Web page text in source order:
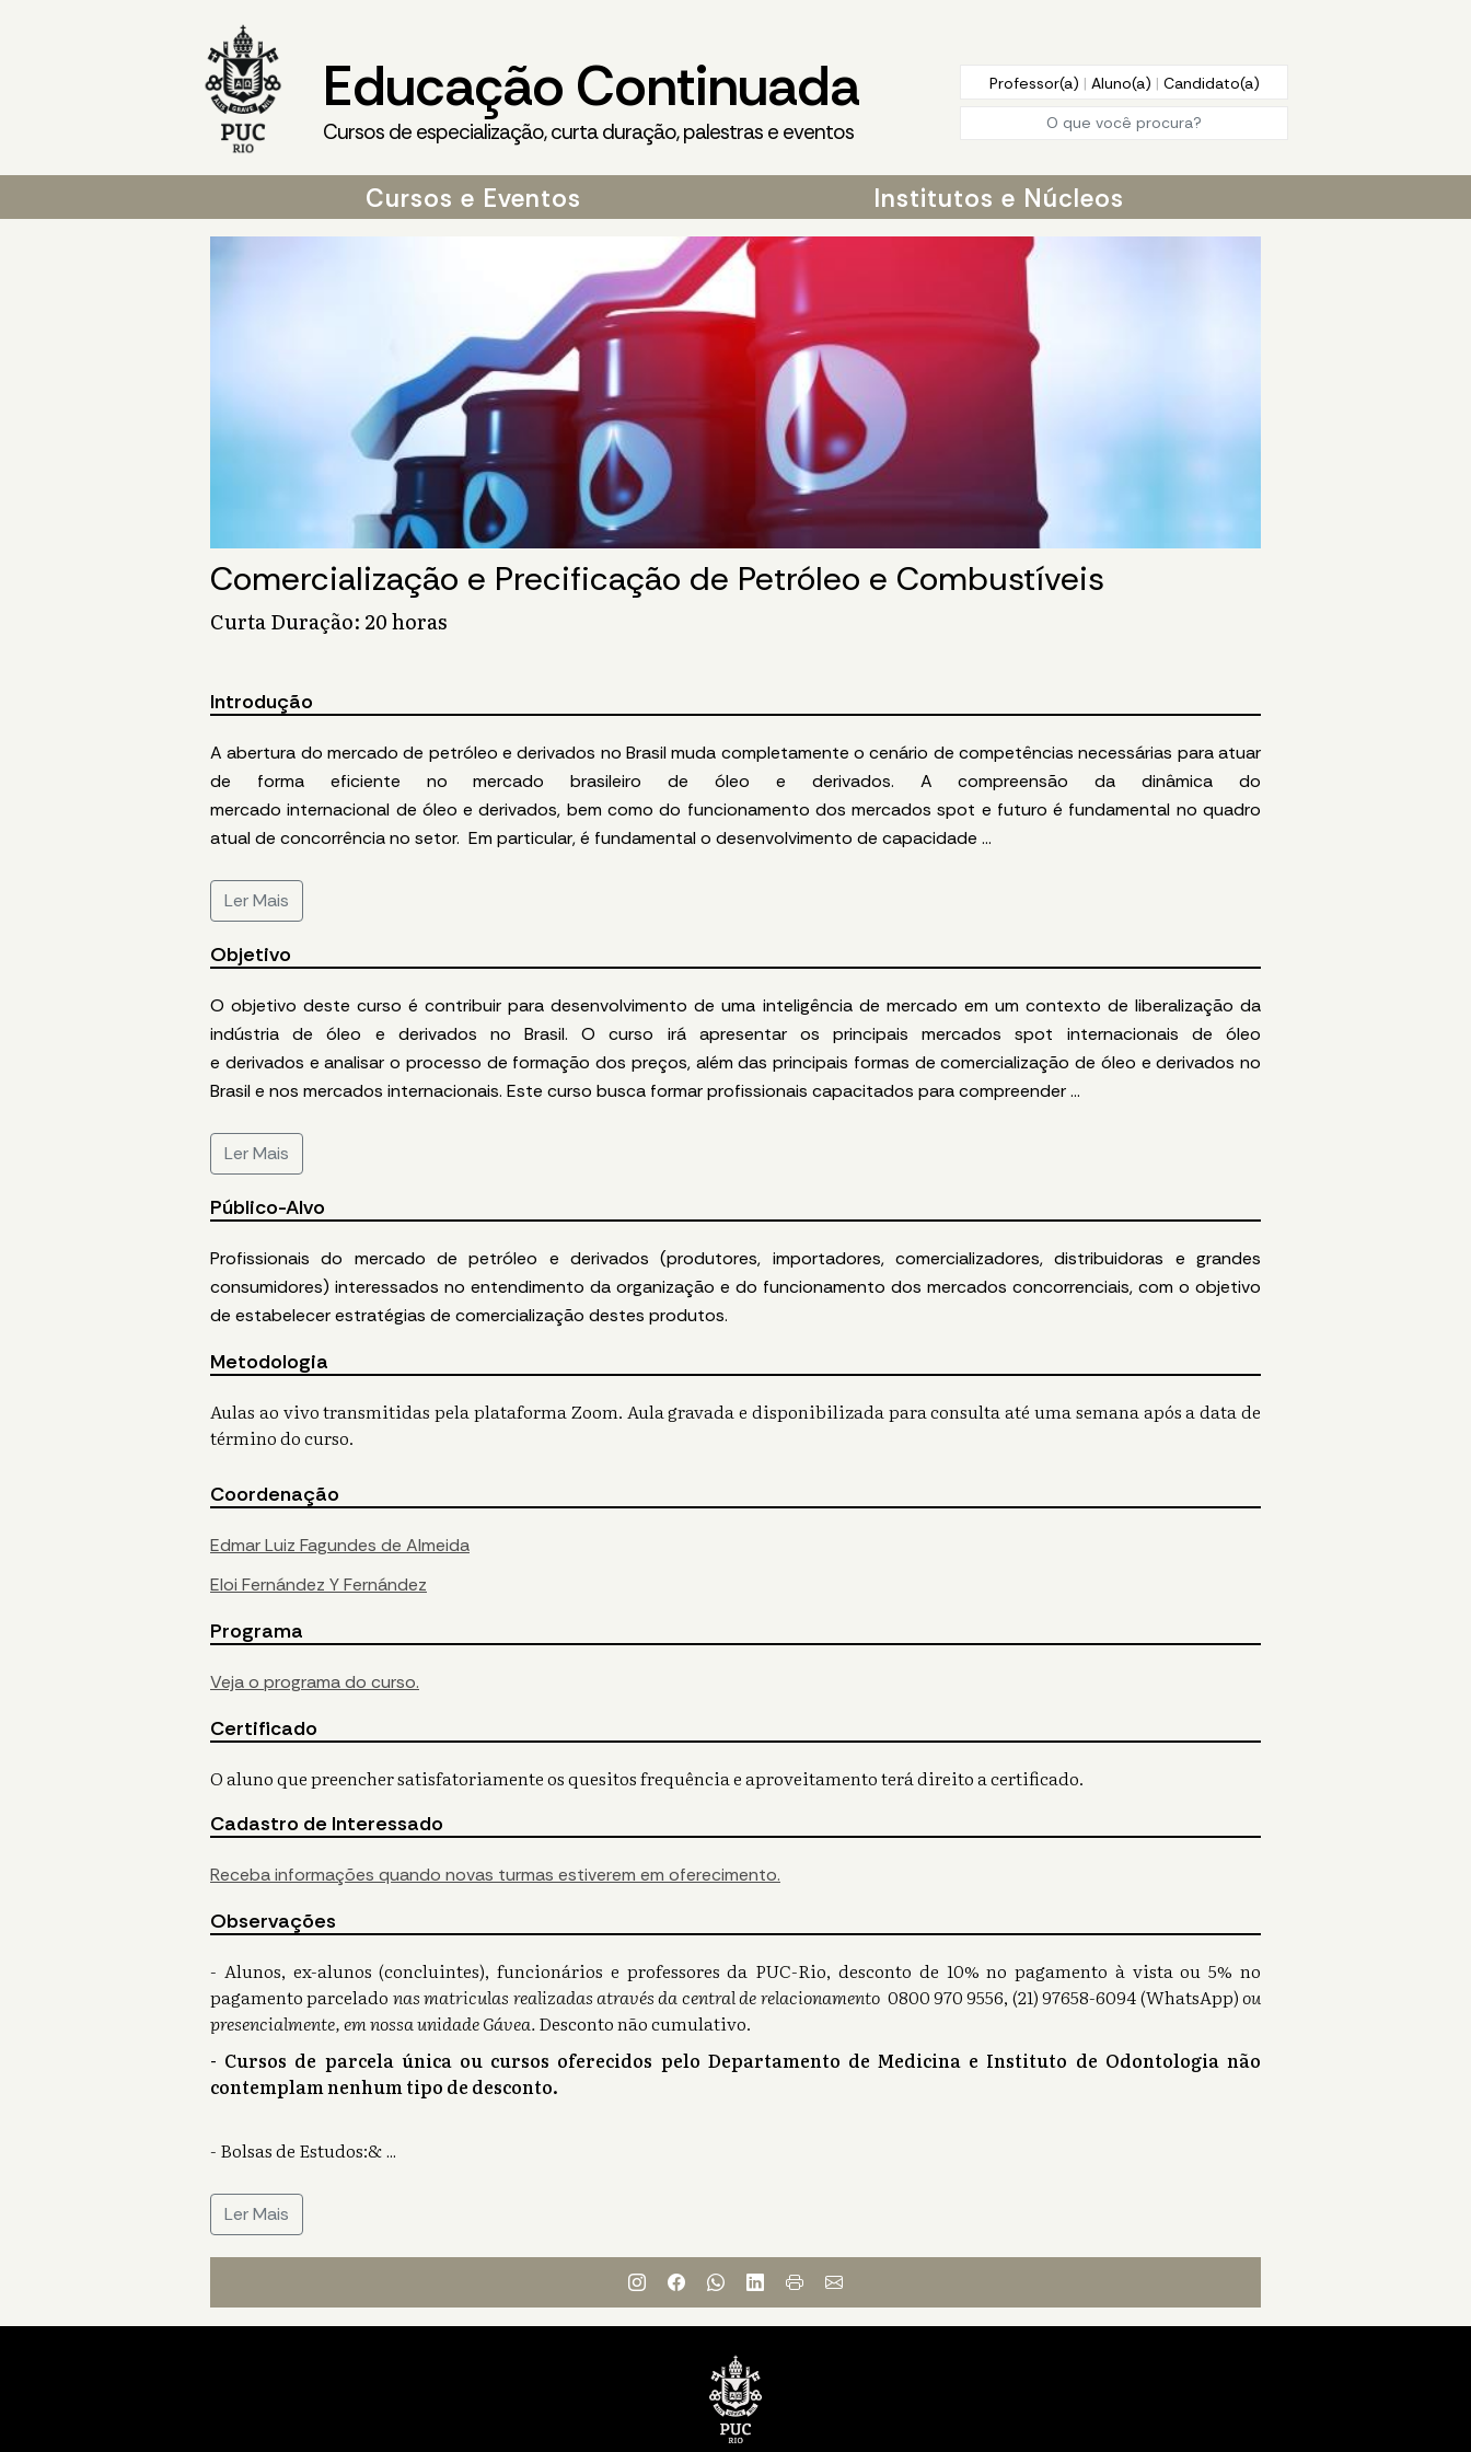
Educação Continuada
Cursos de especialização, curta duração, palestras e eventos
Professor(a) | Aluno(a) | Candidato(a)
Cursos e Eventos Institutos e Núcleos
Comercialização e Precificação de Petróleo e Combustíveis
Curta Duração: 20 horas
Introdução
A abertura do mercado de petróleo e derivados no Brasil muda completamente o cenário de competências necessárias para atuar
de forma eficiente nomercado brasileiro de óleo e derivados. A compreensão da dinâmica do
mercadointernacional de óleo e derivados, bem como do funcionamento dos mercados spot e futuro é fundamental no quadro
atual de concorrência no setor. Em particular,é fundamental o desenvolvimento de capacidade ...
Ler Mais
Objetivo
O objetivo deste curso é contribuir para desenvolvimento de uma inteligência de mercado em um contexto de liberalização da
indústria de óleo e derivados
no Brasil. O curso irá apresentar os principais mercados spot internacionais de óleo
e derivados e analisar o processo de formação dos preços, além das principais formas de comercialização de óleo e derivados no
Brasil e nos mercados internacionais. Este curso busca formar profissionais capacitados para compreender...
Ler Mais
Público-Alvo
Profissionais do mercado de petróleo e derivados(produtores, importadores,comercializadores, distribuidoras e grandes
consumidores) interessados no entendimento da organização e do funcionamento dos mercados concorrenciais, com o objetivo
de estabelecer estratégias de comercialização destes produtos.
Metodologia
Aulas ao vivo transmitidas pela plataforma Zoom. Aula gravada e disponibilizada para consulta até uma semana após a data de
término do curso.
Coordenação
Edmar Luiz Fagundes de Almeida
Eloi Fernández Y Fernández
Programa
Veja o programa do curso.
Certificado
O aluno que preencher satisfatoriamente os quesitos frequência e aproveitamento terá direito a certificado.
Cadastro de Interessado
Receba informações quando novas turmas estiverem em oferecimento.
Observações
- Alunos, ex-alunos (concluintes), funcionários e professores da PUC-Rio, desconto de 10% no pagamento à vista ou 5% no
pagamento parcelado nas matriculas realizadas através da central de relacionamento0800 970 9556, (21) 97658-6094 (WhatsApp)ou
presencialmente, em nossa unidade Gávea.Desconto não cumulativo.
- Cursos de parcela única ou cursos oferecidos pelo Departamento de Medicina e Instituto de Odontologia não
contemplam nenhum tipo de desconto.
- Bolsas de Estudos:&...
Ler Mais